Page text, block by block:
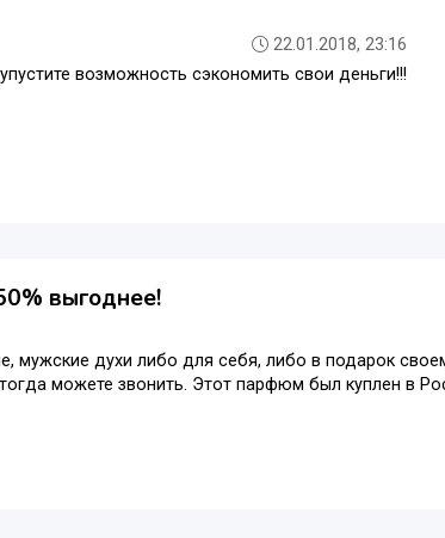
22.01.2018, 23:16
возможность сэкономить свои деньги!!!
выгоднее!
мужские духи либо для себя, либо в подарок
можете звонить. Этот парфюм был куплен в